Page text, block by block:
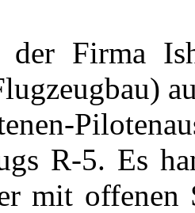
Firma
R-5. Es
mit